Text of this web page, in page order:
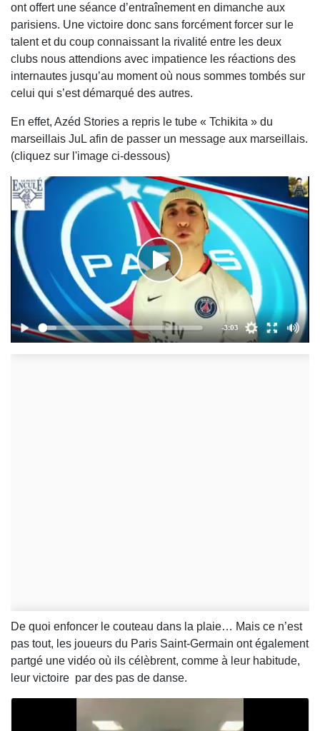
ont offert une séance d’entraînement en dimanche aux
parisiens. Une victoire donc sans forcément forcer sur le
talent et du coup connaissant la rivalité entre les deux
clubs nous attendions avec impatience les réactions des
internautes jusqu’au moment où nous sommes tombés sur
celui qui s’est démarqué des autres.
En effet, Azéd Stories a repris le tube « Tchikita » du
marseillais JuL afin de passer un message aux marseillais.
(cliquez sur l'image ci-dessous)
De quoi enfoncer le couteau dans la plaie… Mais ce n’est
pas tout, les joueurs du Paris Saint-Germain ont également
partgé une vidéo où ils célèbrent, comme à leur habitude,
leur victoire par des pas de danse.